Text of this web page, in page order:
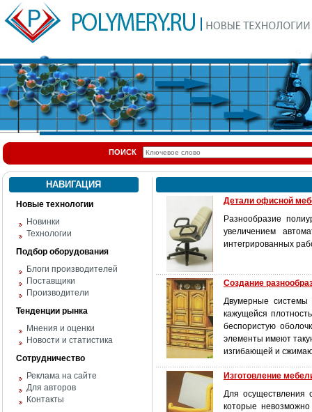
ПОИСК
НАВИГАЦИЯ
Новые технологии
Новинки
Технологии
Подбор оборудования
Блоги производителей
Поставщики
Производители
Тенденции рынка
Мнения и оценки
Новости и статистика
Сотрудничество
Реклама на сайте
Для авторов
Контакты
Детали офисной
Разнообразие
увеличением
интегрированных
Создание
Двумерные системы
кажущейся
беспористую
элементы имеют
изгибающей и
Изготовление
Для осуществления
которые